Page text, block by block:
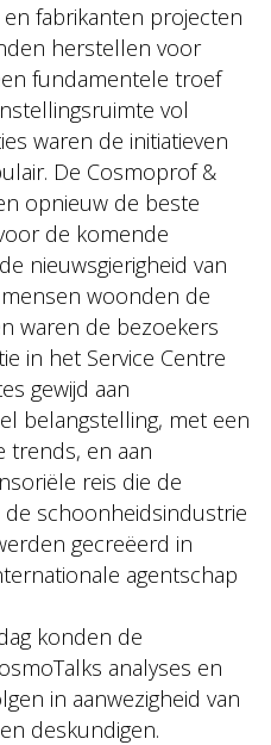
fabrikanten projecten
herstellen voor
fundamentele troef
vol
waren de initiatieven
De Cosmoprof &
opnieuw de beste
de komende
nieuwsgierigheid van
woonden de
waren de bezoekers
in het Service Centre
gewijd aan
belangstelling, met een
trends, en aan
reis die de
schoonheidsindustrie
gecreëerd in
agentschap
konden de
analyses en
in aanwezigheid van
deskundigen.